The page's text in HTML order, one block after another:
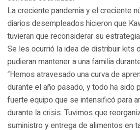
La creciente pandemia y el creciente
diarios desempleados hicieron que
tuvieran que reconsiderar su
Se les ocurrió la idea de distribuir kits
pudieran mantener a una familia
“Hemos atravesado una curva de
durante el año pasado, y todo ha sido
fuerte equipo que se intensificó para
durante la crisis. Tuvimos que
suministro y entrega de alimentos en